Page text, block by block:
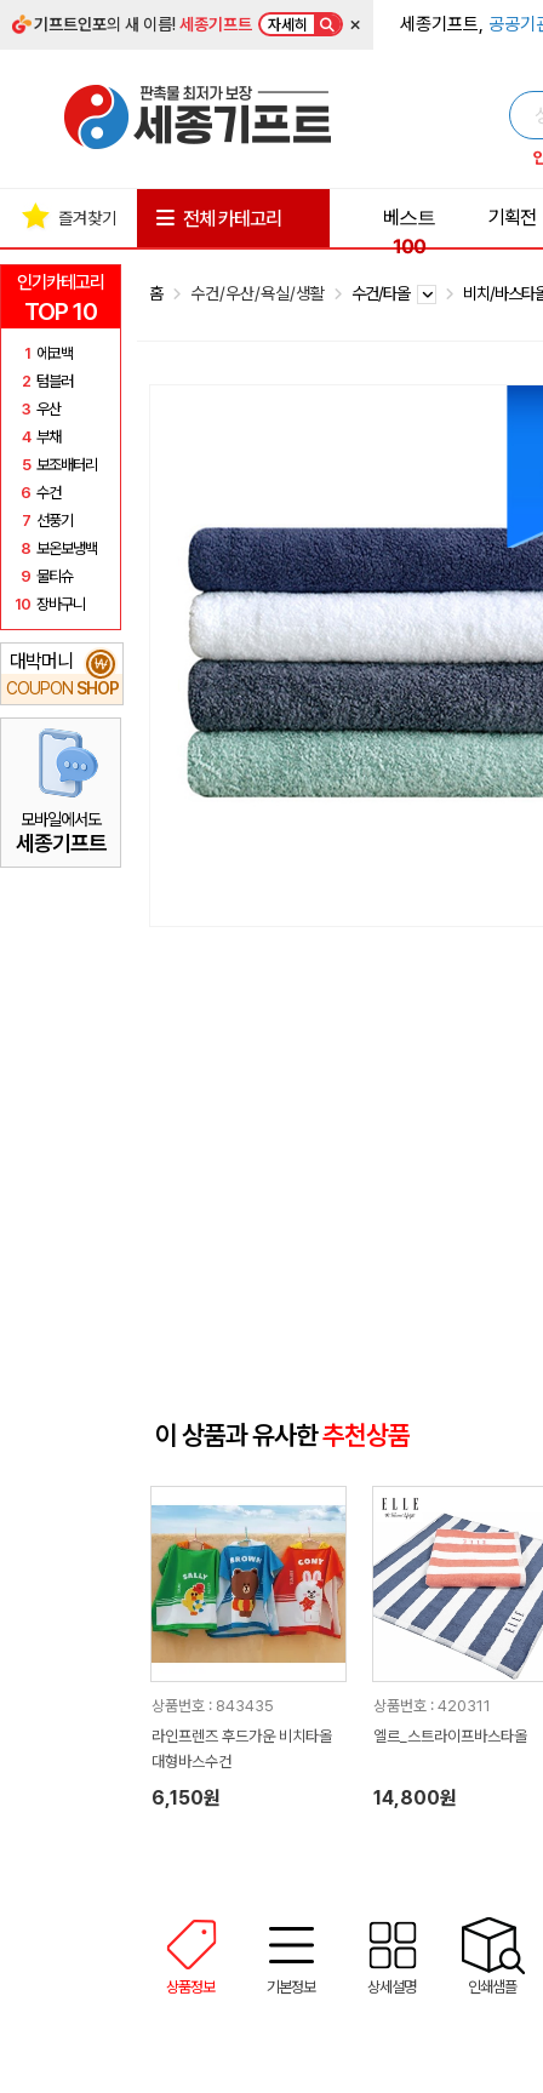
기프트인포의 새 이름!세종기프트 자세히 × 세종기프트, 공공기
인기카테고리
TOP 10
1 에코백
2 텀블러
3 우산
4 부채
5 보조배터리
6 수건
7 선풍기
8 보온보냉백
9 물티슈
10 장바구니
대박머니
COUPON SHOP
₩
모바일에서도
세종기프트
즐겨찾기 전체 카테고리
베스트
100
기획전
홈 수건/우산/욕실/생활 수건/타올 비치/바스
이 상품과 유사한추천상품
상품번호 : 843435
라인프렌즈 후드가운 비치타올
대형바스수건
6,150원
상품번호 : 420311
엘르_스트라이프바스타올
14,800원
상품정보 기본정보 상세설명 인쇄샘플